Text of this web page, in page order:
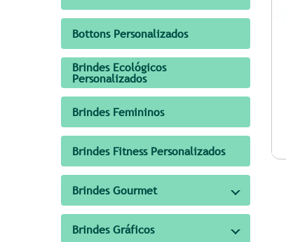
Bottons Personalizados
Brindes Ecológicos
Personalizados
Brindes Femininos
Brindes Fitness Personalizados
Brindes Gourmet
Brindes Gráficos